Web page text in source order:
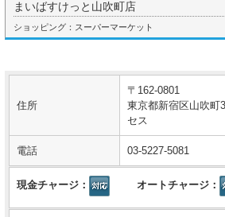
まいばすけっと山吹町店
ショッピング：スーパーマーケット
住所
〒162-0801
東京都新宿区山吹町
セス
電話 03-5227-5081
現金チャージ： オートチャージ：